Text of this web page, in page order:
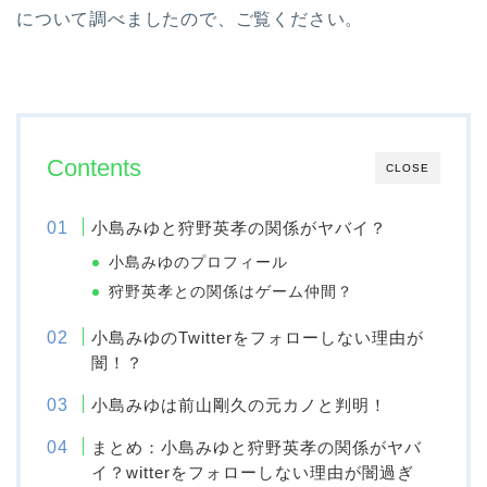
について調べましたので、ご覧ください。
CLOSE
Contents
小島みゆと狩野英孝の関係がヤバイ？
小島みゆのプロフィール
狩野英孝との関係はゲーム仲間？
小島みゆのTwitterをフォローしない理由が
闇！？
小島みゆは前山剛久の元カノと判明！
まとめ：小島みゆと狩野英孝の関係がヤバ
イ？witterをフォローしない理由が闇過ぎ